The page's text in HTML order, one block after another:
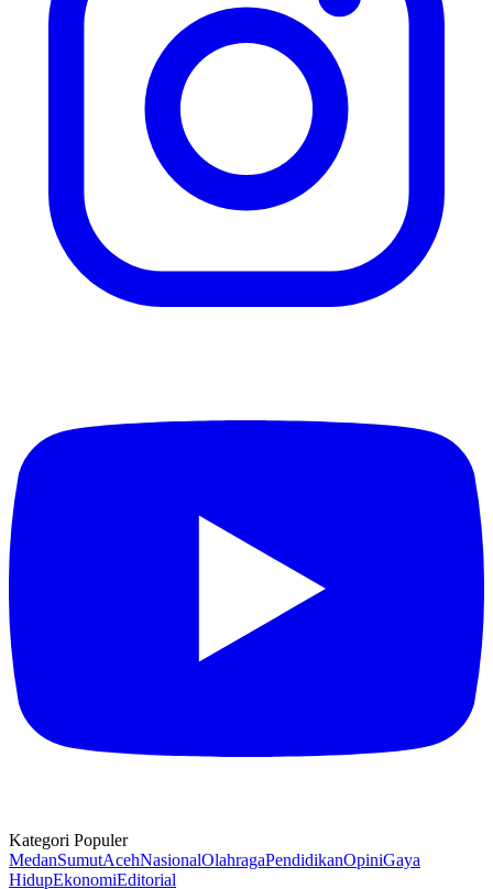
Kategori Populer
MedanSumutAcehNasionalOlahragaPendidikanOpiniGaya
HidupEkonomiEditorial